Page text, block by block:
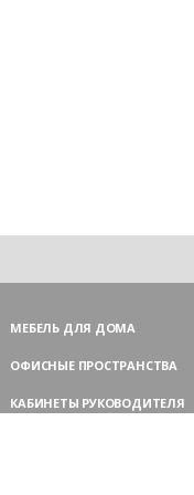
МЕБЕЛЬ ДЛЯ ДОМА
ОФИСНЫЕ ПРОСТРАНСТВА
КАБИНЕТЫ РУКОВОДИТЕЛЯ